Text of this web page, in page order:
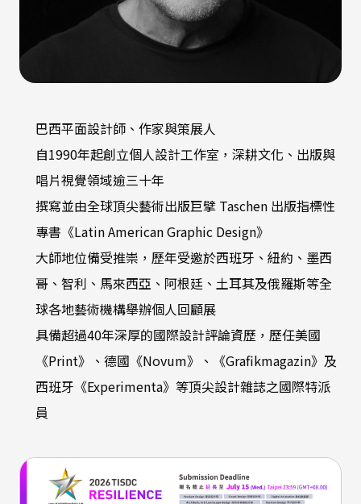
巴西平面設計師、作家與策展人
自1990年起創立個人設計工作室，深耕文化、出版與
唱片視覺領域逾三十年
撰寫並由全球頂尖藝術出版巨擘 Taschen 出版指標性
專書《Latin American Graphic Design》
大師地位備受推崇，歷年受邀於西班牙、紐約、墨西
哥、智利、馬來西亞、阿根廷、土耳其及俄羅斯等全
球各地藝術機構舉辦個人回顧展
具備超過40年深厚的國際設計評論資歷，歷任美國
《Print》、德國《Novum》、《Grafikmagazin》及
西班牙《Experimenta》等頂尖設計雜誌之國際特派
員